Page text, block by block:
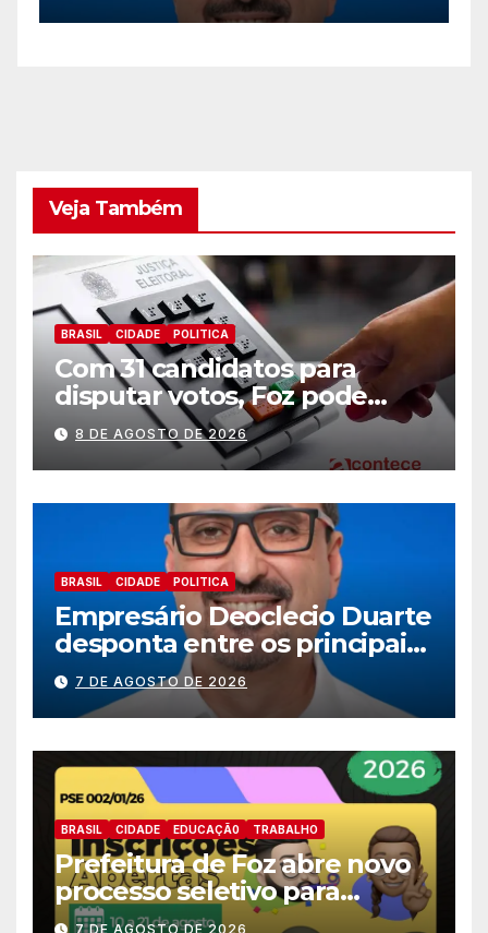
Veja Também
BRASIL CIDADE POLITICA
Com 31 candidatos para
disputar votos, Foz pode
perder representatividade
8 DE AGOSTO DE 2026
BRASIL CIDADE POLITICA
Empresário Deoclecio Duarte
desponta entre os principais
nomes do União Brasil para
deputado estadual
7 DE AGOSTO DE 2026
BRASIL CIDADE EDUCAÇÃ0 TRABALHO
Prefeitura de Foz abre novo
processo seletivo para
estagiários
7 DE AGOSTO DE 2026